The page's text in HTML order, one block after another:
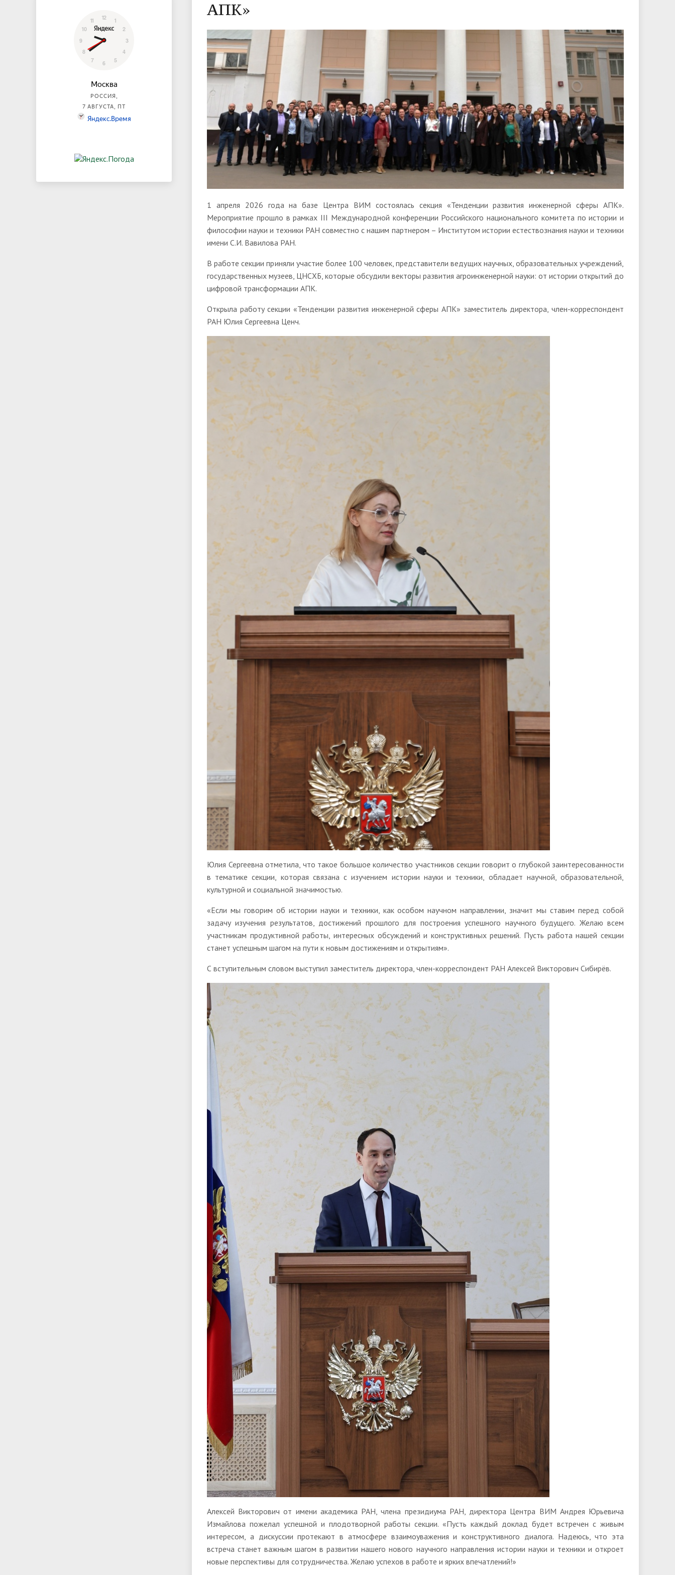
АПК»
1 апреля 2026 года на базе Центра ВИМ состоялась секция «Тенденции развития инженерной сферы АПК».
Мероприятие прошло в рамках III Международной конференции Российского национального комитета по истории и
философии науки и техники РАН совместно с нашим партнером – Институтом истории естествознания науки и техники
имени С.И. Вавилова РАН.
В работе секции приняли участие более 100 человек, представители ведущих научных, образовательных учреждений,
государственных музеев, ЦНСХБ, которые обсудили векторы развития агроинженерной науки: от истории открытий до
цифровой трансформации АПК.
Открыла работу секции «Тенденции развития инженерной сферы АПК» заместитель директора, член-корреспондент
РАН Юлия Сергеевна Ценч.
Юлия Сергеевна отметила, что такое большое количество участников секции говорит о глубокой заинтересованности
в тематике секции, которая связана с изучением истории науки и техники, обладает научной, образовательной,
культурной и социальной значимостью.
«Если мы говорим об истории науки и техники, как особом научном направлении, значит мы ставим перед собой
задачу изучения результатов, достижений прошлого для построения успешного научного будущего. Желаю всем
участникам продуктивной работы, интересных обсуждений и конструктивных решений. Пусть работа нашей секции
станет успешным шагом на пути к новым достижениям и открытиям».
С вступительным словом выступил заместитель директора, член-корреспондент РАН Алексей Викторович Сибирёв.
Алексей Викторович от имени академика РАН, члена президиума РАН, директора Центра ВИМ Андрея Юрьевича
Измайлова пожелал успешной и плодотворной работы секции. «Пусть каждый доклад будет встречен с живым
интересом, а дискуссии протекают в атмосфере взаимоуважения и конструктивного диалога. Надеюсь, что эта
встреча станет важным шагом в развитии нашего нового научного направления истории науки и техники и откроет
новые перспективы для сотрудничества. Желаю успехов в работе и ярких впечатлений!»